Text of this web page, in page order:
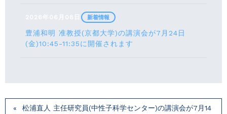
2026年06月08日
豊浦和明 准教授(京都大学)の講演会が7月24⽇
(⾦)10:45-11:35に開催されます
新着情報
松浦直人 主任研究員(中性子科学センター)の講演会が7月14